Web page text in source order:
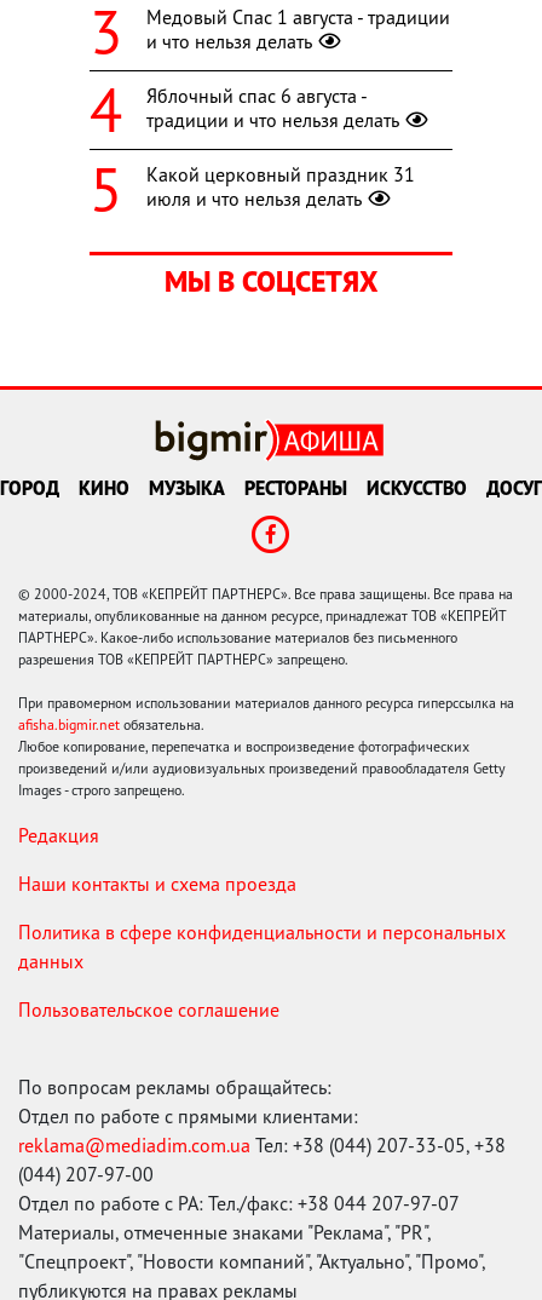
Медовый Спас 1 августа - традиции
и что нельзя делать
Яблочный спас 6 августа -
традиции и что нельзя делать
Какой церковный праздник 31
июля и что нельзя делать
МЫ В СОЦСЕТЯХ
ГОРОД КИНО МУЗЫКА РЕСТОРАНЫ ИСКУССТВО ДОСУГ
© 2000-2024, ТОВ «КЕПРЕЙТ ПАРТНЕРС». Все права защищены. Все права на
материалы, опубликованные на данном ресурсе, принадлежат ТОВ «КЕПРЕЙТ
ПАРТНЕРС». Какое-либо использование материалов без письменного
разрешения ТОВ «КЕПРЕЙТ ПАРТНЕРС» запрещено.
При правомерном использовании материалов данного ресурса гиперссылка на
afisha.bigmir.net обязательна.
Любое копирование, перепечатка и воспроизведение фотографических
произведений и/или аудиовизуальных произведений правообладателя Getty
Images - строго запрещено.
Редакция
Наши контакты и схема проезда
Политика в сфере конфиденциальности и персональных
данных
Пользовательское соглашение
По вопросам рекламы обращайтесь:
Отдел по работе с прямыми клиентами:
reklama@mediadim.com.ua Тел: +38 (044) 207-33-05, +38
(044) 207-97-00
Отдел по работе с РА: Тел./факс: +38 044 207-97-07
Материалы, отмеченные знаками "Реклама", "PR",
"Спецпроект", "Новости компаний", "Актуально", "Промо",
публикуются на правах рекламы